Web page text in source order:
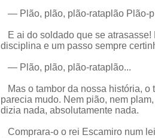
— Plão, plão, plão-rataplão Plão-
E ai do soldado que se atrasasse!
disciplina e um passo sempre
— Plão, plão, plão-rataplão...
Mas o tambor da nossa história, o
parecia mudo. Nem pião, nem
dizia nada, absolutamente nada.
Comprara-o o rei Escamiro num